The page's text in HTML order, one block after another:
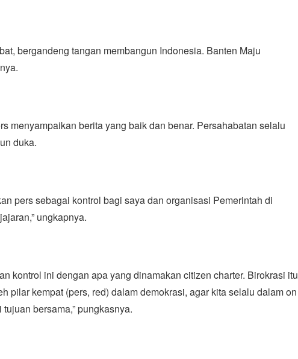
bergandeng tangan membangun Indonesia. Banten Maju
menyampaikan berita yang baik dan benar. Persahabatan selalu
duka.
pers sebagai kontrol bagi saya dan organisasi Pemerintah di
ungkapnya.
kontrol ini dengan apa yang dinamakan citizen charter. Birokrasi itu
pilar kempat (pers, red) dalam demokrasi, agar kita selalu dalam on
bersama,” pungkasnya.